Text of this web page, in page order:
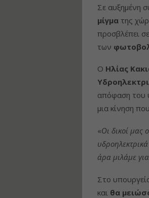
Σε αυξημένη
μίγμα της
προσβλέπει
των
Ο Ηλίας
απόφαση του
μια κίνηση
«Οι δικοί μας
άρα μιλάμε
Στο
και θα